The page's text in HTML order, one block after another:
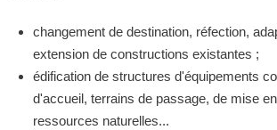
changement de destination, réfection,
extension de constructions existantes ;
édification de structures d'équipements
d'accueil, terrains de passage, de mise
ressources naturelles...